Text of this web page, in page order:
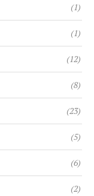
(1)
(1)
(12)
(8)
(23)
(5)
(6)
(2)